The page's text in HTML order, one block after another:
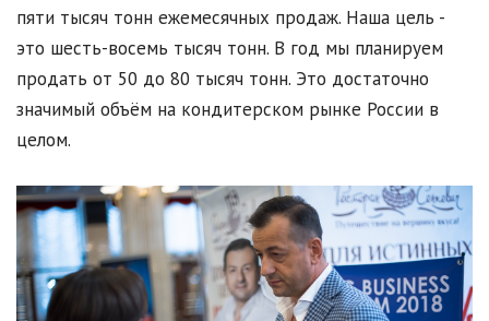
пяти тысяч тонн ежемесячных продаж. Наша цель -
это шесть-восемь тысяч тонн. В год мы планируем
продать от 50 до 80 тысяч тонн. Это достаточно
значимый объём на кондитерском рынке России в
целом.